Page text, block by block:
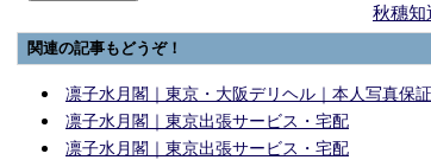
秋穗知
関連の記事もどうぞ！
凛子水月閣｜東京・大阪デリヘル｜本人写真保
凛子水月閣｜東京出張サービス・宅配
凛子水月閣｜東京出張サービス・宅配